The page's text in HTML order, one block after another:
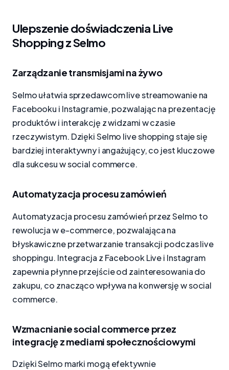
Ulepszenie doświadczenia Live
Shopping z Selmo
Zarządzanie transmisjami na żywo
Selmo ułatwia sprzedawcom live streamowanie na
Facebooku i Instagramie, pozwalając na prezentację
produktów i interakcję z widzami w czasie
rzeczywistym. Dzięki Selmo live shopping staje się
bardziej interaktywny i angażujący, co jest kluczowe
dla sukcesu w social commerce.
Automatyzacja procesu zamówień
Automatyzacja procesu zamówień przez Selmo to
rewolucja w e-commerce, pozwalająca na
błyskawiczne przetwarzanie transakcji podczas live
shoppingu. Integracja z Facebook Live i Instagram
zapewnia płynne przejście od zainteresowania do
zakupu, co znacząco wpływa na konwersję w social
commerce.
Wzmacnianie social commerce przez
integrację z mediami społecznościowymi
Dzięki Selmo marki mogą efektywnie